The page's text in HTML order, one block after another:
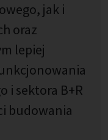
jak i
oraz
lepiej
i sektora B+R
budowania